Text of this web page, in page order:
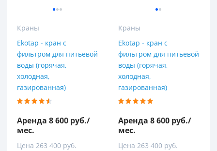
Краны
Ekotap - кран с
фильтром для питьевой
воды (горячая,
холодная,
газированная)
Аренда 8 600 руб./
мес.
Цена 263 400 руб.
Краны
Ekotap - кран с
фильтром для питьевой
воды (горячая,
холодная,
газированная)
Аренда 8 600 руб./
мес.
Цена 263 400 руб.